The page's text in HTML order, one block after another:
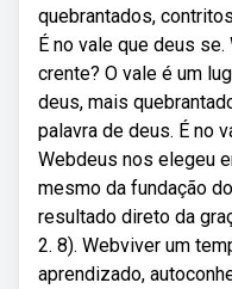
quebrantados,
É no vale que deus
crente? O vale é um
deus, mais
palavra de deus. É no
Webdeus nos elegeu
mesmo da fundação
resultado direto da
2. 8). Webviver um
aprendizado,